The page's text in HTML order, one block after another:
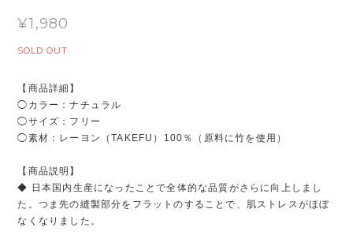
¥1,980
SOLD OUT
【商品詳細】
◯カラー：ナチュラル
◯サイズ：フリー
◯素材：レーヨン（TAKEFU）100％（原料に竹を使用）
【商品説明】
◆ 日本国内生産になったことで全体的な品質がさらに向上しまし
た。つま先の縫製部分をフラットのすることで、肌ストレスがほぼ
なくなりました。